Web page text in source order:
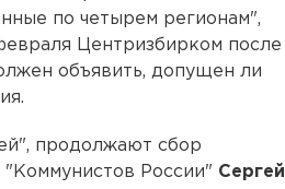
по четырем регионам",
Центризбирком после
объявить, допущен ли
продолжают сбор
России" Сергей